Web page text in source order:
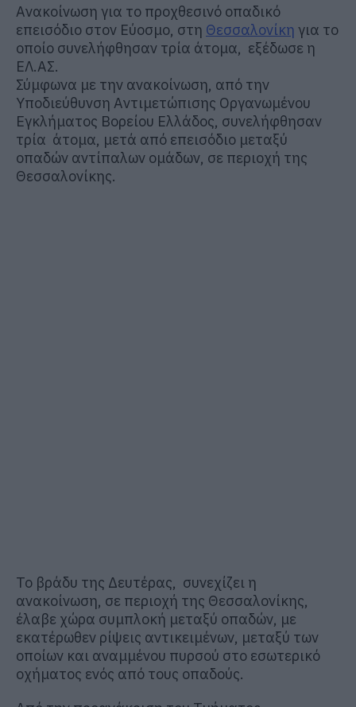
Ανακοίνωση για το προχθεσινό οπαδικό
επεισόδιο στον Εύοσμο, στη Θεσσαλονίκη για το
οποίο συνελήφθησαν τρία άτομα, εξέδωσε η
ΕΛ.ΑΣ.
Σύμφωνα με την ανακοίνωση, από την
Υποδιεύθυνση Αντιμετώπισης Οργανωμένου
Εγκλήματος Βορείου Ελλάδος, συνελήφθησαν
τρία άτομα, μετά από επεισόδιο μεταξύ
οπαδών αντίπαλων ομάδων, σε περιοχή της
Θεσσαλονίκης.
Το βράδυ της Δευτέρας, συνεχίζει η
ανακοίνωση, σε περιοχή της Θεσσαλονίκης,
έλαβε χώρα συμπλοκή μεταξύ οπαδών, με
εκατέρωθεν ρίψεις αντικειμένων, μεταξύ των
οποίων και αναμμένου πυρσού στο εσωτερικό
οχήματος ενός από τους οπαδούς.